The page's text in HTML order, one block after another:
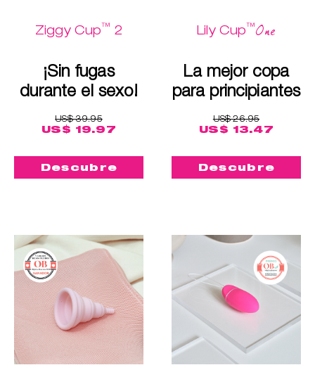
Ziggy Cup™ 2
¡Sin fugas
durante el sexo!
US$ 39.95
US$ 19.97
Descubre
Lily Cup™One
La mejor copa
para principiantes
US$ 26.95
US$ 13.47
Descubre